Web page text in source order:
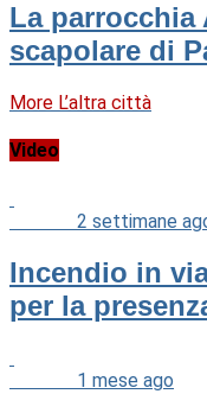
La parrocchia
scapolare di
More L’altra città
Video
2 settimane
Incendio in
per la
1 mese ago